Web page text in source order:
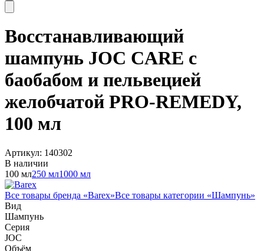
Восстанавливающий
шампунь JOC CARE с
баобабом и пельвецией
желобчатой PRO-REMEDY,
100 мл
Артикул: 140302
В наличии
100 мл250 мл1000 мл
Все товары бренда «Barex»Все товары категории «Шампунь»
Вид
Шампунь
Серия
JOC
Объём